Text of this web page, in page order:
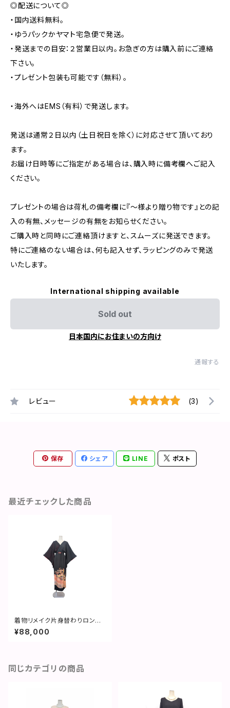
◎配送について◎​
・国内送料無料。​
・ゆうパックかヤマト宅急便で発送。​
・発送までの目安：２営業日以内。お急ぎの方は購入前にご連絡
下さい。​
・プレゼント包装も可能です（無料）。
・海外へはEMS（有料）で発送します。​
発送は通常２日以内（土日祝日を除く）に対応させて頂いており
ます。​
お届け日時等にご指定がある場合は、購入時に備考欄へご記入
ください。​
プレゼントの場合は荷札の備考欄に『～様より贈り物です』との記
入の有無、メッセージの有無をお知らせください。​
ご購入時と同時にご連絡頂けますと、スムーズに発送できます。​
特にご連絡のない場合は、何も記入せず、ラッピングのみで発送
いたします。
International shipping available
Sold out
日本国内にお住まいの方向け
通報する
レビュー (3)
保存 シェア LINE ポスト
最近チェックした商品
着物リメイク片身替わりロング
ドレス／鳳凰／ 2509d01
¥88,000
同じカテゴリの商品